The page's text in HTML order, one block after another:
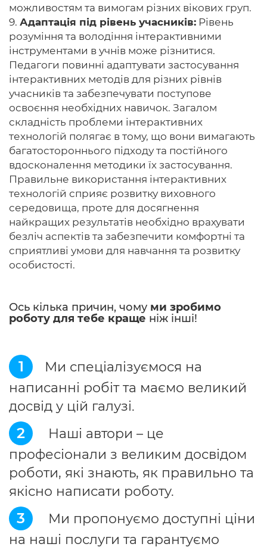
можливостям та вимогам різних вікових груп.
9. Адаптація під рівень учасників: Рівень
розуміння та володіння інтерактивними
інструментами в учнів може різнитися.
Педагоги повинні адаптувати застосування
інтерактивних методів для різних рівнів
учасників та забезпечувати поступове
освоєння необхідних навичок. Загалом
складність проблеми інтерактивних
технологій полягає в тому, що вони вимагають
багатостороннього підходу та постійного
вдосконалення методики їх застосування.
Правильне використання інтерактивних
технологій сприяє розвитку виховного
середовища, проте для досягнення
найкращих результатів необхідно врахувати
безліч аспектів та забезпечити комфортні та
сприятливі умови для навчання та розвитку
особистості.
Ось кілька причин, чому ми зробимо
роботу для тебе краще ніж інші!
1
Ми спеціалізуємося на
написанні робіт та маємо великий
досвід у цій галузі.
2
Наші автори – це
професіонали з великим досвідом
роботи, які знають, як правильно та
якісно написати роботу.
3
Ми пропонуємо доступні ціни
на наші послуги та гарантуємо